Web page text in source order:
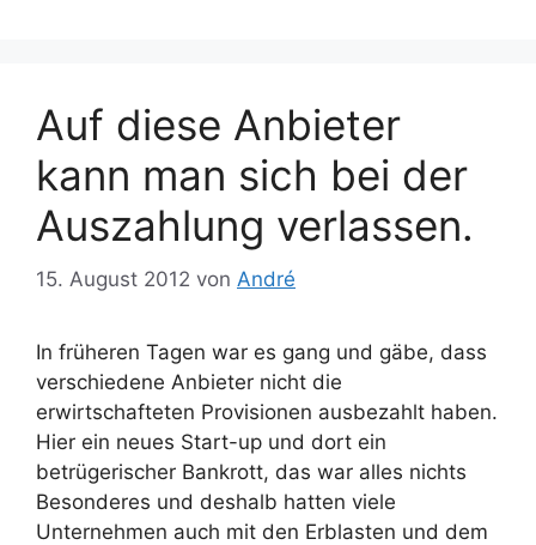
Auf diese Anbieter
kann man sich bei der
Auszahlung verlassen.
15. August 2012 von André
In früheren Tagen war es gang und gäbe, dass
verschiedene Anbieter nicht die
erwirtschafteten Provisionen ausbezahlt haben.
Hier ein neues Start-up und dort ein
betrügerischer Bankrott, das war alles nichts
Besonderes und deshalb hatten viele
Unternehmen auch mit den Erblasten und dem